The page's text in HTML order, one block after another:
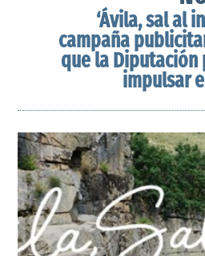
‘Ávila, sal al
campaña
que la Diputación
impulsar